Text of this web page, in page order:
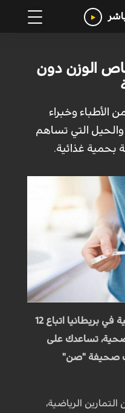
الوزن دون
الأطباء وخبراء
والحيل التي تساهم
بحمية غذائية.
واقترحت خدمة الصحة الوطنية في بريطانيا اتباع 12
تساعدك على
صحيفة "صن"
الرياضية،